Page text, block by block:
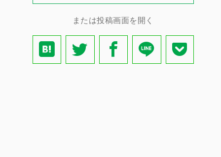
または投稿画面を開く